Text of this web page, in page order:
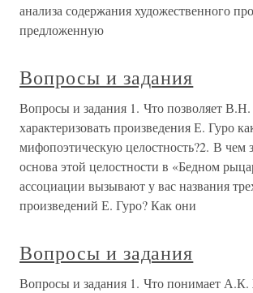
анализа содержания художественного
предложенную
Вопросы и задания
Вопросы и задания 1. Что позволяет
характеризовать произведения Е. Гуро
мифопоэтическую целостность?2. В чем
основа этой целостности в «Бедном
ассоциации вызывают у вас названия
произведений Е. Гуро? Как они
Вопросы и задания
Вопросы и задания 1. Что понимает А.К.